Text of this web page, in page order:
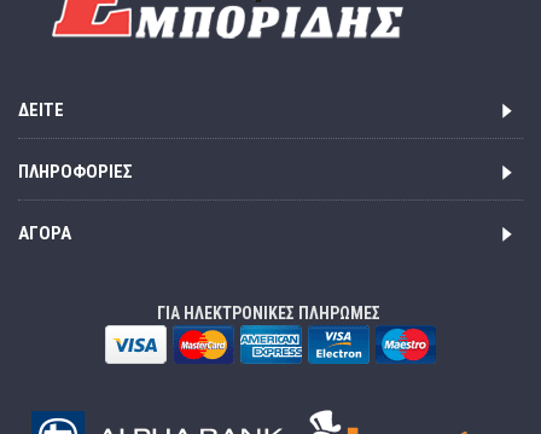
ΔΕΊΤΕ
ΠΛΗΡΟΦΟΡΊΕΣ
ΑΓΟΡΆ
ΓΙΑ ΗΛΕΚΤΡΟΝΙΚΕΣ ΠΛΗΡΩΜΕΣ